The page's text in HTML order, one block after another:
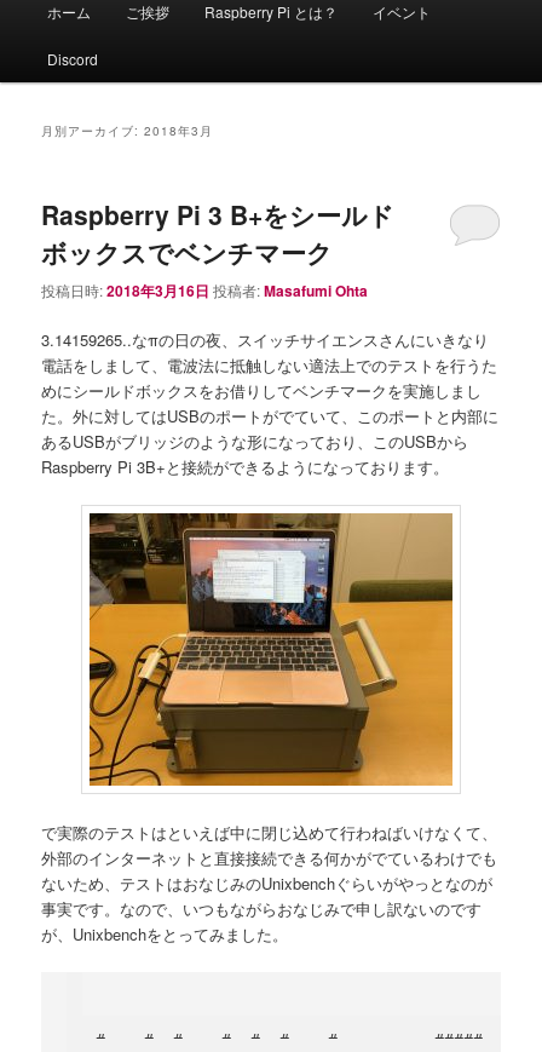
メ
ホーム ご挨拶 Raspberry Pi とは？ イベント
Discord
月別アーカイブ:2018年3月
Raspberry Pi 3 B+をシールド
ボックスでベンチマーク
投稿日時:2018年3月16日 投稿者:Masafumi Ohta
3.14159265..なπの日の夜、スイッチサイエンスさんにいきなり
電話をしまして、電波法に抵触しない適法上でのテストを行うた
めにシールドボックスをお借りしてベンチマークを実施しまし
た。外に対してはUSBのポートがでていて、このポートと内部に
あるUSBがブリッジのような形になっており、このUSBから
Raspberry Pi 3B+と接続ができるようになっております。
で実際のテストはといえば中に閉じ込めて行わねばいけなくて、
外部のインターネットと直接接続できる何かがでているわけでも
ないため、テストはおなじみのUnixbenchぐらいがやっとなのが
事実です。なので、いつもながらおなじみで申し訳ないのです
が、Unixbenchをとってみました。
#    #  #    #  #  #    #          #####